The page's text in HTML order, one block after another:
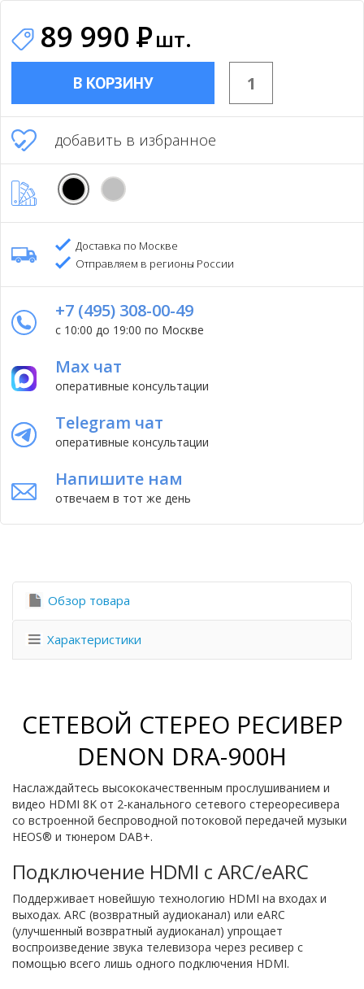
89 990 Ршт.
В КОРЗИНУ
добавить в избранное
Доставка по Москве
Отправляем в регионы России
+7 (495) 308-00-49
с 10:00 до 19:00 по Москве
Max чат
оперативные консультации
Telegram чат
оперативные консультации
Напишите нам
отвечаем в тот же день
Обзор товара
Характеристики
СЕТЕВОЙ СТЕРЕО РЕСИВЕР
DENON DRA-900H
Наслаждайтесь высококачественным прослушиванием и
видео HDMI 8K от 2-канального сетевого стереоресивера
со встроенной беспроводной потоковой передачей музыки
HEOS® и тюнером DAB+.
Подключение HDMI с ARC/eARC
Поддерживает новейшую технологию HDMI на входах и
выходах. ARC (возвратный аудиоканал) или eARC
(улучшенный возвратный аудиоканал) упрощает
воспроизведение звука телевизора через ресивер с
помощью всего лишь одного подключения HDMI.